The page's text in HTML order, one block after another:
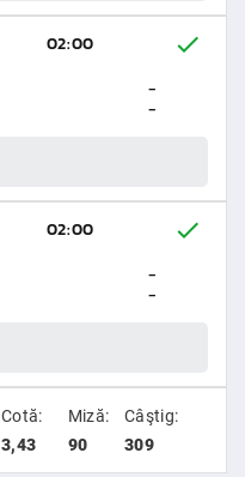
02:00
-
-
02:00
-
-
Cotă:
3,43
Miză:
90
Câştig:
309